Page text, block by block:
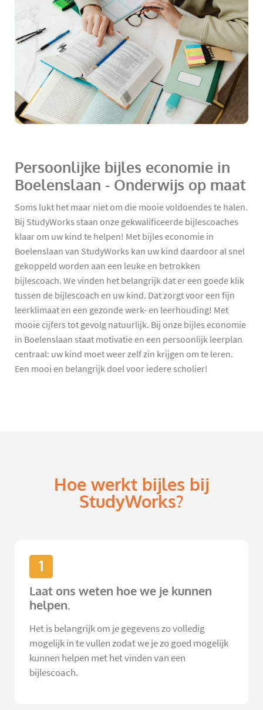
Persoonlijke bijles economie in
Boelenslaan - Onderwijs op maat
Soms lukt het maar niet om die mooie voldoendes te halen.
Bij StudyWorks staan onze gekwalificeerde bijlescoaches
klaar om uw kind te helpen! Met bijles economie in
Boelenslaan van StudyWorks kan uw kind daardoor al snel
gekoppeld worden aan een leuke en betrokken
bijlescoach. We vinden het belangrijk dat er een goede klik
tussen de bijlescoach en uw kind. Dat zorgt voor een fijn
leerklimaat en een gezonde werk- en leerhouding! Met
mooie cijfers tot gevolg natuurlijk. Bij onze bijles economie
in Boelenslaan staat motivatie en een persoonlijk leerplan
centraal: uw kind moet weer zelf zin krijgen om te leren.
Een mooi en belangrijk doel voor iedere scholier!
Hoe werkt bijles bij
StudyWorks?
1
Laat ons weten hoe we je kunnen
helpen.
Het is belangrijk om je gegevens zo volledig
mogelijk in te vullen zodat we je zo goed mogelijk
kunnen helpen met het vinden van een
bijlescoach.